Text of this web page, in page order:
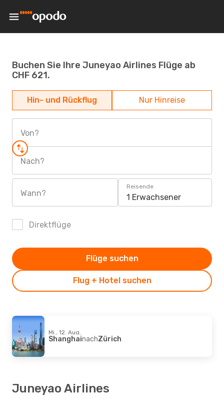
Buchen Sie Ihre Juneyao Airlines Flüge ab
CHF 621.
Hin- und Rückflug Nur Hinreise
Von?
Nach?
Wann?
Reisende
1 Erwachsener
Direktflüge
Flug + Hotel suchen
Flüge suchen
Mi., 12. Aug.
ShanghainachZürich
Juneyao Airlines